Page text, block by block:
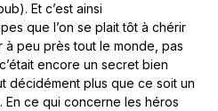
Et c’est ainsi
que l’on se plait tôt à chérir
peu près tout le monde, pas
encore un secret bien
décidément plus que ce soit un
ce qui concerne les héros